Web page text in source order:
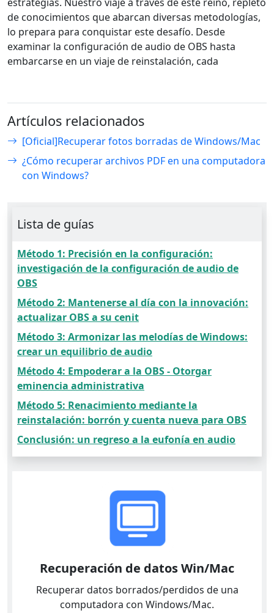
Lista de guías
Método 1: Precisión en la configuración:
investigación de la configuración de audio de
OBS
Método 2: Mantenerse al día con la innovación:
actualizar OBS a su cenit
Método 3: Armonizar las melodías de Windows:
crear un equilibrio de audio
Método 4: Empoderar a la OBS - Otorgar
eminencia administrativa
Método 5: Renacimiento mediante la
reinstalación: borrón y cuenta nueva para OBS
Conclusión: un regreso a la eufonía en audio
Recuperación de datos Win/Mac
Recuperar datos borrados/perdidos de una
computadora con Windows/Mac.
de conocimientos que abarcan diversas metodologías,
lo prepara para conquistar este desafío. Desde
examinar la configuración de audio de OBS hasta
embarcarse en un viaje de reinstalación, cada
Artículos relacionados
[Oficial]Recuperar fotos borradas de Windows/Mac
¿Cómo recuperar archivos PDF en una computadora
con Windows?